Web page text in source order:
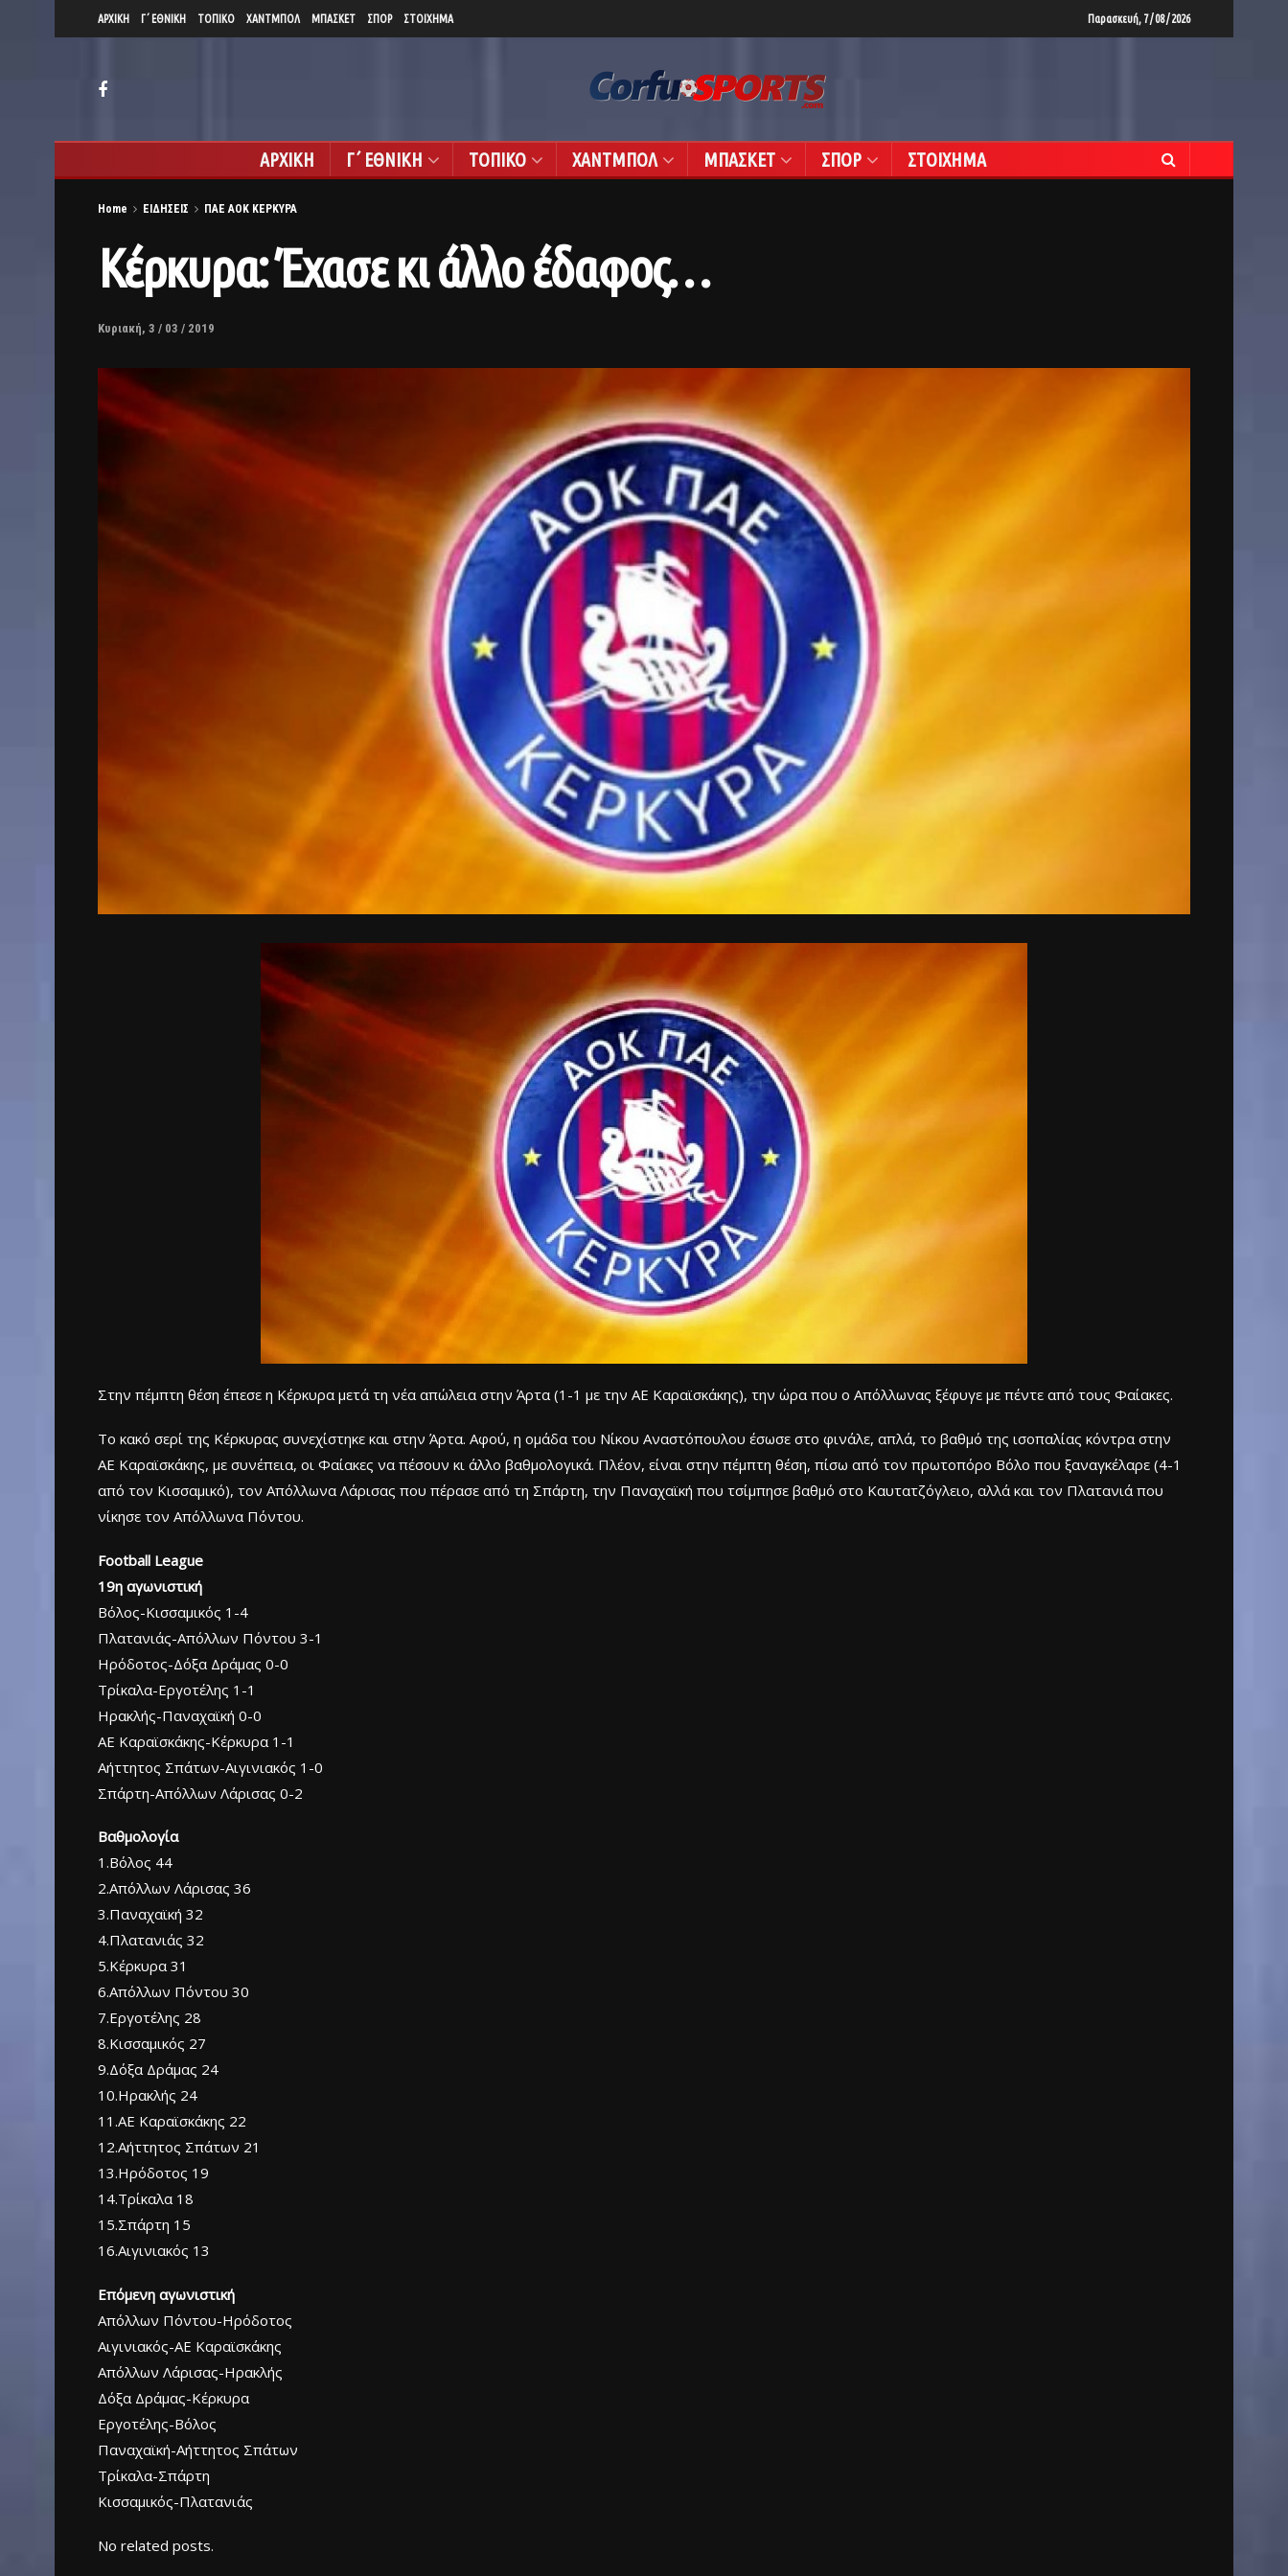
ΑΡΧΙΚΗ Γ΄ ΕΘΝΙΚΗ ΤΟΠΙΚΟ ΧΑΝΤΜΠΟΛ ΜΠΑΣΚΕΤ ΣΠΟΡ ΣΤΟΙΧΗΜΑ Παρασκευή, 7 / 08 / 2026
ΑΡΧΙΚΗ Γ΄ ΕΘΝΙΚΗ ΤΟΠΙΚΟ ΧΑΝΤΜΠΟΛ ΜΠΑΣΚΕΤ ΣΠΟΡ ΣΤΟΙΧΗΜΑ
Home ΕΙΔΗΣΕΙΣ ΠΑΕ ΑΟΚ ΚΕΡΚΥΡΑ
Κέρκυρα: Έχασε κι άλλο έδαφος…
Κυριακή, 3 / 03 / 2019
Στην πέμπτη θέση έπεσε η Κέρκυρα μετά τη νέα απώλεια στην Άρτα (1-1 με την ΑΕ Καραϊσκάκης), την ώρα που ο Απόλλωνας ξέφυγε με πέντε από τους Φαίακες.
Το κακό σερί της Κέρκυρας συνεχίστηκε και στην Άρτα. Αφού, η ομάδα του Νίκου Αναστόπουλου έσωσε στο φινάλε, απλά, το βαθμό της ισοπαλίας κόντρα στην
ΑΕ Καραϊσκάκης, με συνέπεια, οι Φαίακες να πέσουν κι άλλο βαθμολογικά. Πλέον, είναι στην πέμπτη θέση, πίσω από τον πρωτοπόρο Βόλο που ξαναγκέλαρε (4-1
από τον Κισσαμικό), τον Απόλλωνα Λάρισας που πέρασε από τη Σπάρτη, την Παναχαϊκή που τσίμπησε βαθμό στο Καυτατζόγλειο, αλλά και τον Πλατανιά που
νίκησε τον Απόλλωνα Πόντου.
Football League
19η αγωνιστική
Βόλος-Κισσαμικός 1-4
Πλατανιάς-Απόλλων Πόντου 3-1
Ηρόδοτος-Δόξα Δράμας 0-0
Τρίκαλα-Εργοτέλης 1-1
Ηρακλής-Παναχαϊκή 0-0
ΑΕ Καραϊσκάκης-Κέρκυρα 1-1
Αήττητος Σπάτων-Αιγινιακός 1-0
Σπάρτη-Απόλλων Λάρισας 0-2
Βαθμολογία
1.Βόλος 44
2.Απόλλων Λάρισας 36
3.Παναχαϊκή 32
4.Πλατανιάς 32
5.Κέρκυρα 31
6.Απόλλων Πόντου 30
7.Εργοτέλης 28
8.Κισσαμικός 27
9.Δόξα Δράμας 24
10.Ηρακλής 24
11.ΑΕ Καραϊσκάκης 22
12.Αήττητος Σπάτων 21
13.Ηρόδοτος 19
14.Τρίκαλα 18
15.Σπάρτη 15
16.Αιγινιακός 13
Επόμενη αγωνιστική
Απόλλων Πόντου-Ηρόδοτος
Αιγινιακός-ΑΕ Καραϊσκάκης
Απόλλων Λάρισας-Ηρακλής
Δόξα Δράμας-Κέρκυρα
Εργοτέλης-Βόλος
Παναχαϊκή-Αήττητος Σπάτων
Τρίκαλα-Σπάρτη
Κισσαμικός-Πλατανιάς
No related posts.